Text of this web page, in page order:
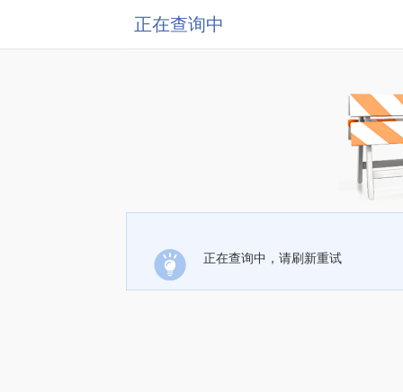
正在查询中
正在查询中，请刷新重试